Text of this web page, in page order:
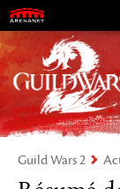
Guild Wars 2